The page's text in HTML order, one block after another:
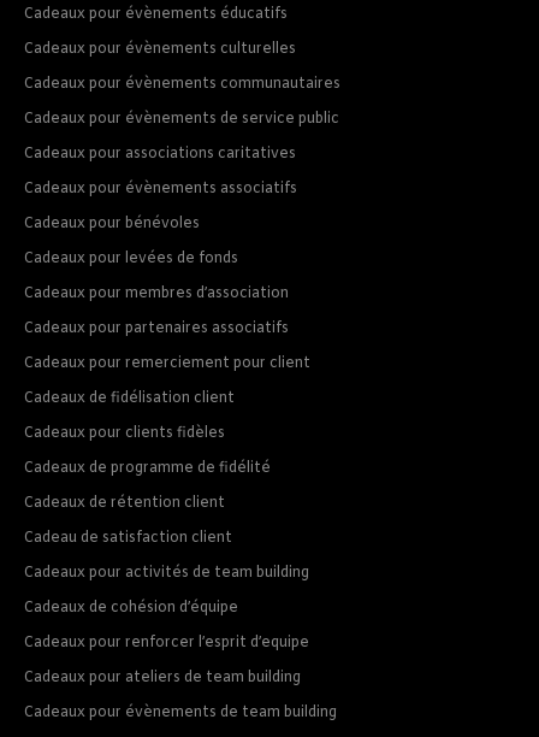
Cadeaux pour évènements éducatifs
Cadeaux pour évènements culturelles
Cadeaux pour évènements communautaires
Cadeaux pour évènements de service public
Cadeaux pour associations caritatives
Cadeaux pour évènements associatifs
Cadeaux pour bénévoles
Cadeaux pour levées de fonds
Cadeaux pour membres d’association
Cadeaux pour partenaires associatifs
Cadeaux pour remerciement pour client
Cadeaux de fidélisation client
Cadeaux pour clients fidèles
Cadeaux de programme de fidélité
Cadeaux de rétention client
Cadeau de satisfaction client
Cadeaux pour activités de team building
Cadeaux de cohésion d’équipe
Cadeaux pour renforcer l’esprit d’equipe
Cadeaux pour ateliers de team building
Cadeaux pour évènements de team building